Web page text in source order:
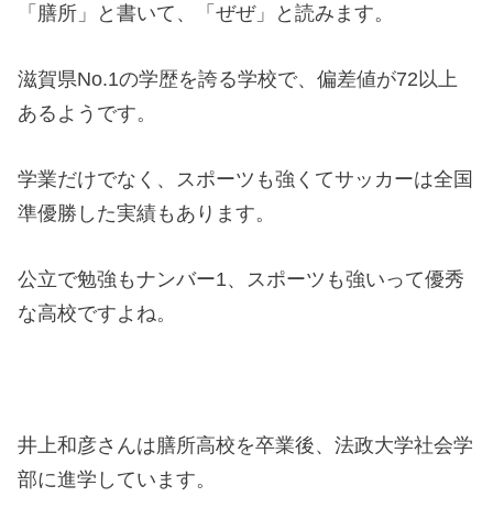
「膳所」と書いて、「ぜぜ」と読みます。
滋賀県No.1の学歴を誇る学校で、偏差値が72以上
あるようです。
学業だけでなく、スポーツも強くてサッカーは全国
準優勝した実績もあります。
公立で勉強もナンバー1、スポーツも強いって優秀
な高校ですよね。
井上和彦さんは膳所高校を卒業後、法政大学社会学
部に進学しています。